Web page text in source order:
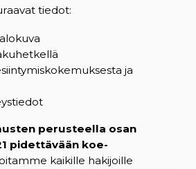
tiedot:
ja
perusteella osan
pidettävään koe-
kaikille hakijoille